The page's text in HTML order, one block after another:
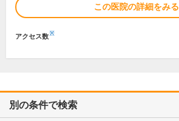
この医院の詳細をみる
アクセス数※
別の条件で検索